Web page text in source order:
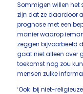
Sommigen willen het
zijn dat ze daardoor
prognose met een
manier waarop
zeggen bijvoorbeeld
gaat niet alleen over
toekomst nog zou
mensen zulke
‘Ook bij niet-